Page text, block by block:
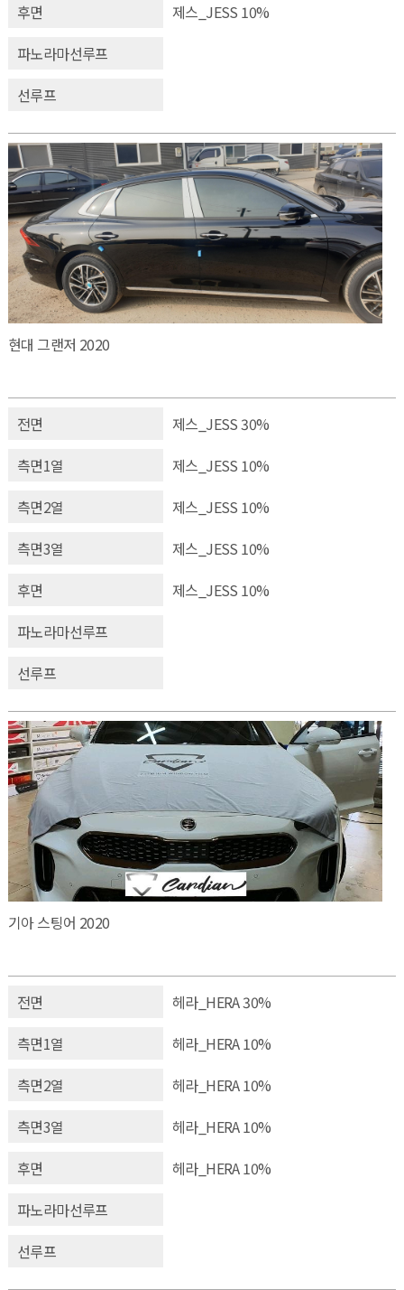
후면
제스_JESS 10%
파노라마선루프
선루프
현대 그랜저 2020
전면
제스_JESS 30%
측면1열
제스_JESS 10%
측면2열
제스_JESS 10%
측면3열
제스_JESS 10%
후면
제스_JESS 10%
파노라마선루프
선루프
기아 스팅어 2020
전면
헤라_HERA 30%
측면1열
헤라_HERA 10%
측면2열
헤라_HERA 10%
측면3열
헤라_HERA 10%
후면
헤라_HERA 10%
파노라마선루프
선루프